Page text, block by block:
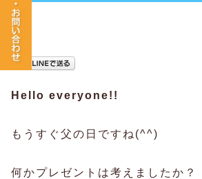
Hello everyone!!
もうすぐ父の日ですね(^^)
何かプレゼントは考えましたか？